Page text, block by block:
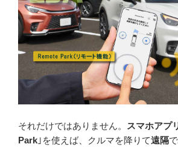
それだけではありません。 スマホアプ
Park ｣を使えば、クルマを降りて遠隔で